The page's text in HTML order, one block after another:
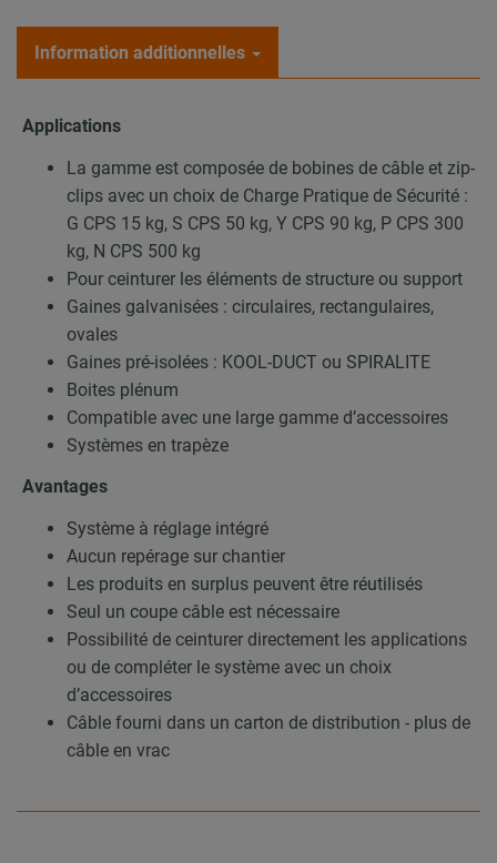
Information additionnelles
Applications
La gamme est composée de bobines de câble et zip-
clips avec un choix de Charge Pratique de Sécurité :
G CPS 15 kg, S CPS 50 kg, Y CPS 90 kg, P CPS 300
kg, N CPS 500 kg
Pour ceinturer les éléments de structure ou support
Gaines galvanisées : circulaires, rectangulaires,
ovales
Gaines pré-isolées : KOOL-DUCT ou SPIRALITE
Boites plénum
Compatible avec une large gamme d’accessoires
Systèmes en trapèze
Avantages
Système à réglage intégré
Aucun repérage sur chantier
Les produits en surplus peuvent être réutilisés
Seul un coupe câble est nécessaire
Possibilité de ceinturer directement les applications
ou de compléter le système avec un choix
d’accessoires
Câble fourni dans un carton de distribution - plus de
câble en vrac